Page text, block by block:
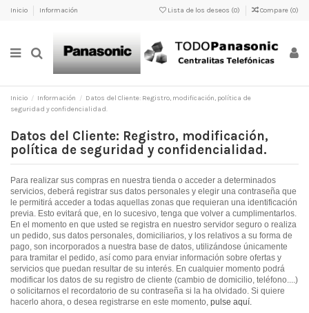
Inicio Información Lista de los deseos (0) Compare (0)
Inicio Información
Datos del Cliente: Registro, modificación, política de
seguridad y confidencialidad.
Datos del Cliente: Registro, modificación,
política de seguridad y confidencialidad.
Para realizar sus compras en nuestra tienda o acceder a determinados
servicios, deberá registrar sus datos personales y elegir una contraseña que
le permitirá acceder a todas aquellas zonas que requieran una identificación
previa. Esto evitará que, en lo sucesivo, tenga que volver a cumplimentarlos.
En el momento en que usted se registra en nuestro servidor seguro o realiza
un pedido, sus datos personales, domiciliarios, y los relativos a su forma de
pago, son incorporados a nuestra base de datos, utilizándose únicamente
para tramitar el pedido, así como para enviar información sobre ofertas y
servicios que puedan resultar de su interés. En cualquier momento podrá
modificar los datos de su registro de cliente (cambio de domicilio, teléfono....)
o solicitarnos el recordatorio de su contraseña si la ha olvidado. Si quiere
hacerlo ahora, o desea registrarse en este momento, pulse aquí.